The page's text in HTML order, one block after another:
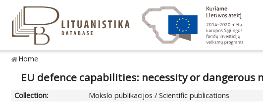
Home
EU defence capabilities: necessity or dangerous
Collection:
Mokslo publikacijos / Scientific publications